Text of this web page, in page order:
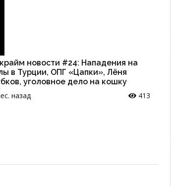
новости #24: Нападения на
в Турции, ОПГ «Цапки», Лёня
уголовное дело на кошку
назад
413